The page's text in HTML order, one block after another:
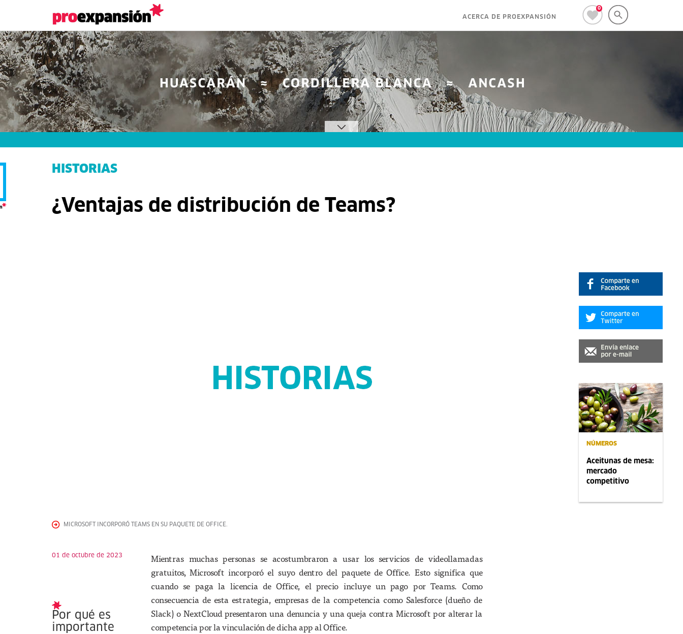
0
ACERCA DE PROEXPANSIÓN
NÚMEROS
Aceitunas de mesa:
mercado
competitivo
HISTORIAS
¿Ventajas de distribución de Teams?
MICROSOFT INCORPORÓ TEAMS EN SU PAQUETE DE OFFICE.
01 de octubre de 2023
Por qué es
importante
Mientras muchas personas se acostumbraron a usar los servicios de videollamadas
gratuitos, Microsoft incorporó el suyo dentro del paquete de Office. Esto significa que
cuando se paga la licencia de Office, el precio incluye un pago por Teams. Como
consecuencia de esta estrategia, empresas de la competencia como Salesforce (dueño de
Slack) o NextCloud presentaron una denuncia y una queja contra Microsoft por alterar la
competencia por la vinculación de dicha app al Office.